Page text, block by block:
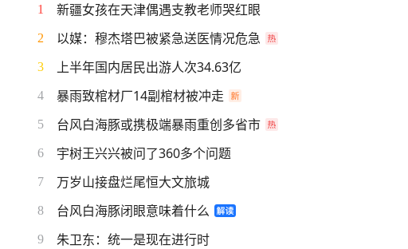
1 新疆女孩在天津偶遇支教老师哭红眼
2 以媒：穆杰塔巴被紧急送医情况危急
3 上半年国内居民出游人次34.63亿
4 暴雨致棺材厂14副棺材被冲走
5 台风白海豚或携极端暴雨重创多省市
6 宇树王兴兴被问了360多个问题
7 万岁山接盘烂尾恒大文旅城
8 台风白海豚闭眼意味着什么
9 朱卫东：统一是现在进行时